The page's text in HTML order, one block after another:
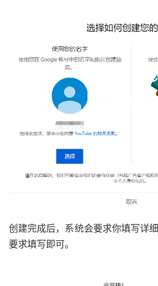
创建完成后，系统会要求你填写详
要求填写即可。